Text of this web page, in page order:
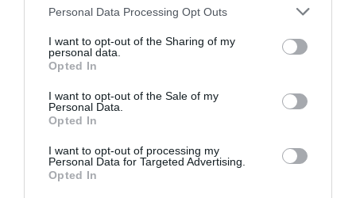
Please note that this website/app uses one or more Google
not limited to your visit or usage behaviour. You may click to
grant or deny consent to Google and its third-party tags to
use your data for below specified purposes in below Google
consent section.
Personal Data Processing Opt Outs
I want to opt-out of the Sharing of my
personal data.
Opted In
I want to opt-out of the Sale of my
Personal Data.
Opted In
I want to opt-out of processing my
Personal Data for Targeted Advertising.
Opted In